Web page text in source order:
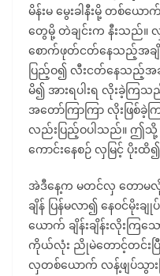
မိန်းမ မွေးခါနီးမို့ တစ်ယ
တွေမို့ တဲချင်းက နီးသည်။
စောက်ဖုတ်ငတ်နေသည့်အခ
ပြည့်ဝ၍ လီးငတ်နေသည့်အခ
မိ၍ အားရပါးရ လိုးခဲ့ကြသ
အတော်ကြာကြာ လိုးဖြစ်ခဲ့
လည်းပြည့်ဝပါသည်။ ဤသို့
ကောင်းနေစဉ် လှမြင့် ပိုး
အဲဒီနေ့က မတင်လှ တောမလို
ချိန် ပြန်မလာ၍ နေဝင်မိုး
ယောက် ချိန်းချိန်းလိုးက
ကိုယ်လုံး ညိုမဲတောင့်တင်းပြီ
လှတစ်ယောက် လန့်ဖျပ်သွားပ